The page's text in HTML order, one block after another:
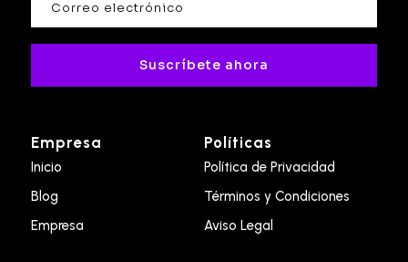
Suscríbete ahora
Empresa
Inicio
Blog
Empresa
Políticas
Política de Privacidad
Términos y Condiciones
Aviso Legal